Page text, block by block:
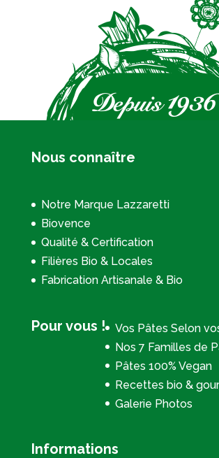
Nous connaître
Notre Marque Lazzaretti
Biovence
Qualité & Certification
Filières Bio & Locales
Fabrication Artisanale & Bio
Pour vous !
Vos Pâtes Selon
Nos 7 Familles de
Pâtes 100% Vegan
Recettes bio &
Galerie Photos
Informations